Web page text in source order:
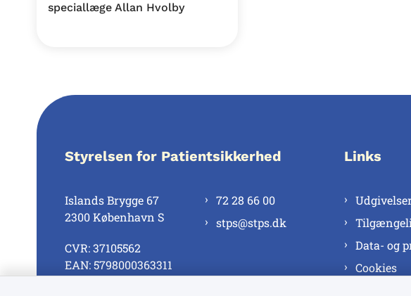
speciallæge Allan Hvolby
Styrelsen for Patientsikkerhed
Islands Brygge 67
2300 København S
CVR: 37105562
EAN: 5798000363311
72 28 66 00
stps@stps.dk
Links
Data- og
Cookies